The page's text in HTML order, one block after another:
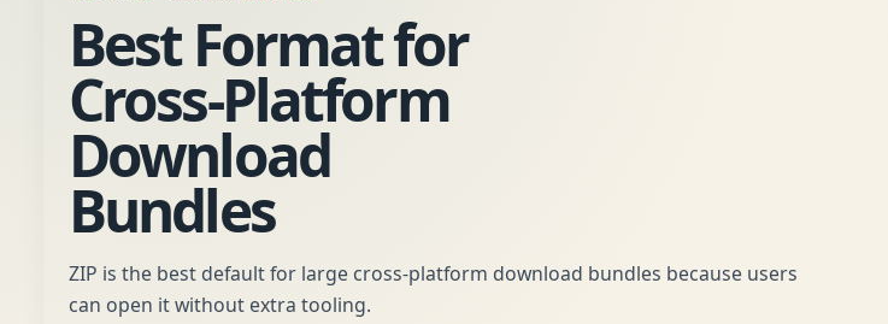
Best Format for
Cross-Platform
Download
Bundles
ZIP is the best default for large cross-platform download bundles because users
can open it without extra tooling.